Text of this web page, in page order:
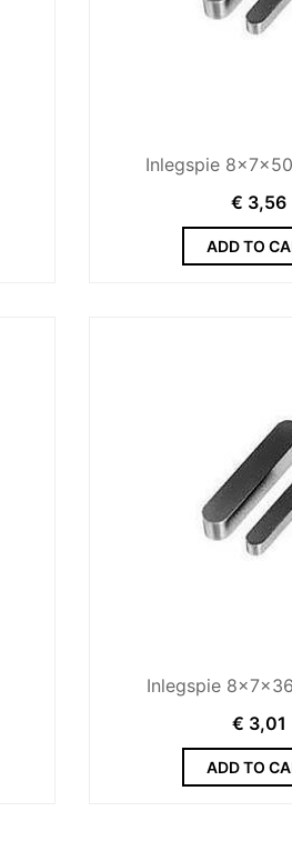
Inlegspie
€ 3,56
ADD TO
Inlegspie
€ 3,01
ADD TO